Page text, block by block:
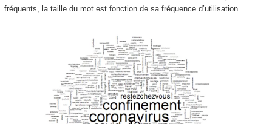
fréquents, la taille du mot est fonction de sa fréquence d’utilisation.